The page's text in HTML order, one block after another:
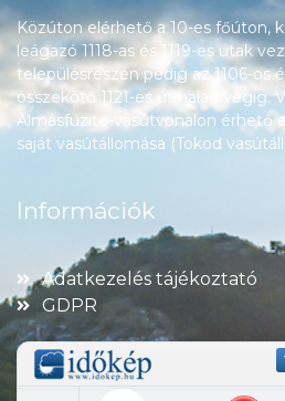
Közúton elérhető a 10-es főúton,
leágazó 1118-as és 1119-es utak
településrészén pedig az 1106-os
összekötő 1121-es út halad végig.
Almásfüzitő-vasútvonalon érhető
saját vasútállomása (Tokod
Információk
Adatkezelés tájékoztató
GDPR